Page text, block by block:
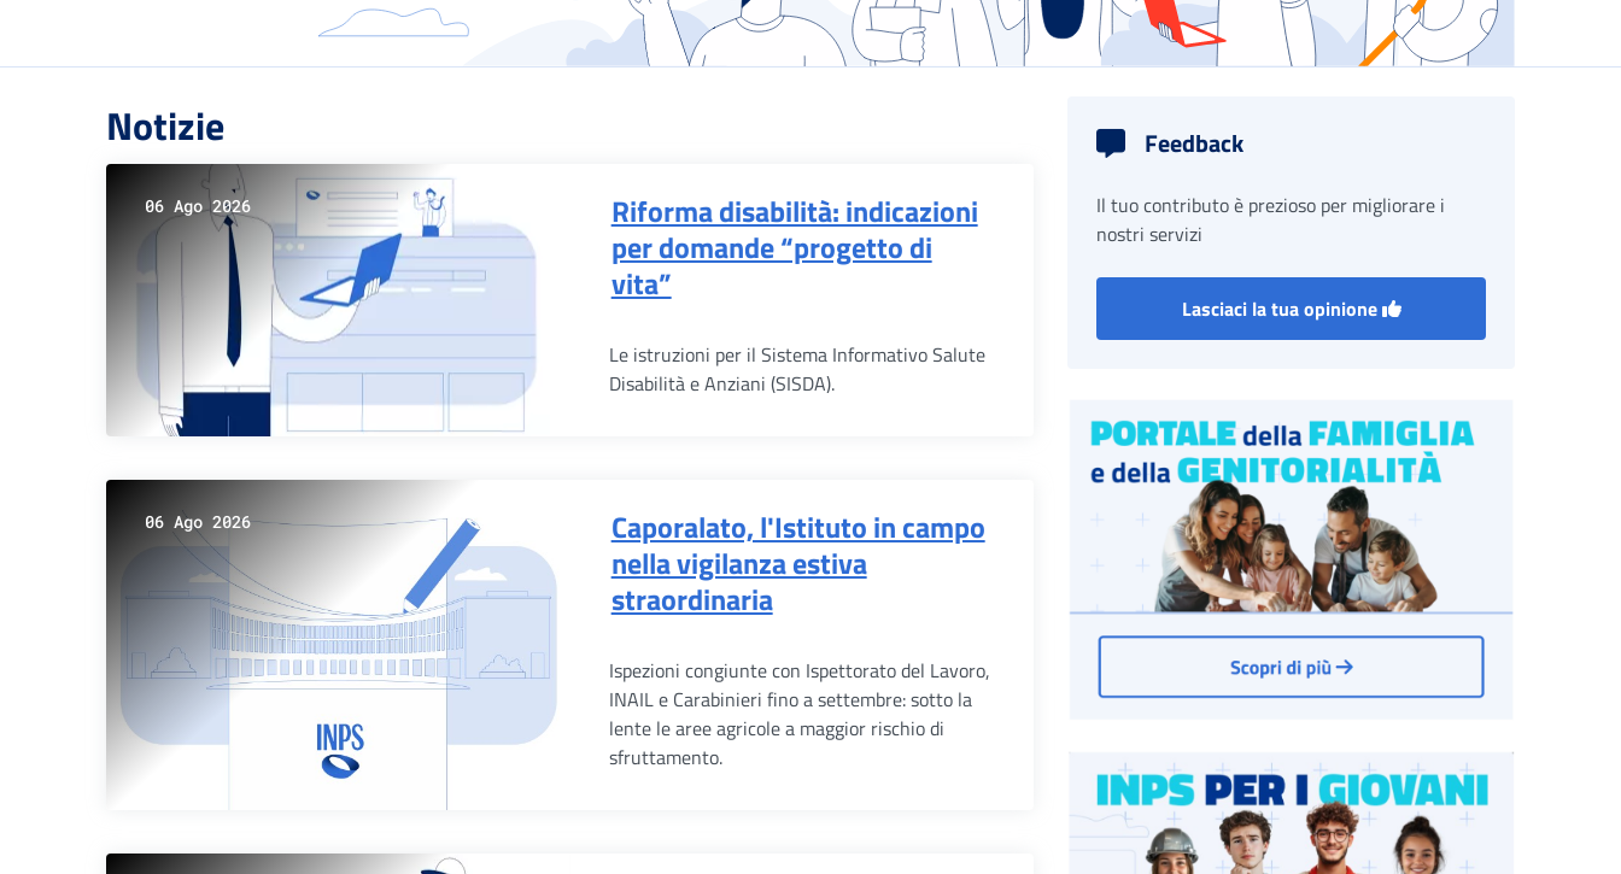
Notizie
06 Ago 2026
Riforma disabilità: indicazioni
per domande “progetto di
vita”
Le istruzioni per il Sistema Informativo Salute
Disabilità e Anziani (SISDA).
06 Ago 2026
Caporalato, l'Istituto in campo
nella vigilanza estiva
straordinaria
Ispezioni congiunte con Ispettorato del Lavoro,
INAIL e Carabinieri fino a settembre: sotto la
lente le aree agricole a maggior rischio di
sfruttamento.
Feedback
Il tuo contributo è prezioso per migliorare i
nostri servizi
Lasciaci la tua opinione